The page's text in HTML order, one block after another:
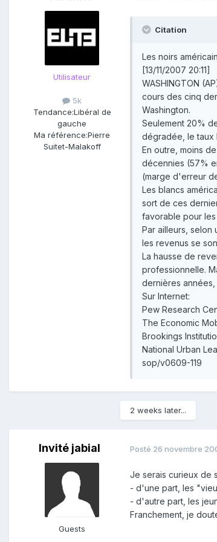
Utilisateur
5k
Tendance:Libéral de
gauche
Ma référence:Pierre
Suitet-Malakoff
Citation
Les noirs
[13/11/2007 20:11]
WASHINGTON
cours des cinq
Washington.
Seulement 20%
dégradée, le taux
En outre, moins
décennies (57%
(marge d'erreur
Les blancs
sort de ces
favorable pour
Par ailleurs, selon
les revenus se
La hausse de
professionnelle.
dernières
Sur Internet:
Pew Research
The Economic
Brookings
National Urban
sop/v0609-119
2 weeks later...
Invité jabial
Guests
Posté 26 novembre
Je serais curieux de
- d'une part, les
- d'autre part, les
Franchement, je